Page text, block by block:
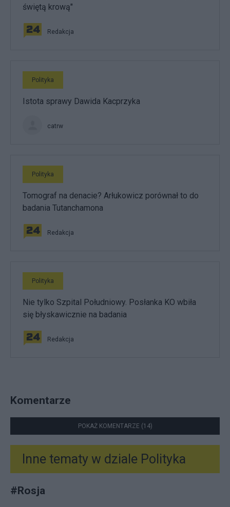
świętą krową"
Redakcja
Polityka
Istota sprawy Dawida Kacprzyka
catrw
Polityka
Tomograf na denacie? Arłukowicz porównał to do
badania Tutanchamona
Redakcja
Polityka
Nie tylko Szpital Południowy. Posłanka KO wbiła
się błyskawicznie na badania
Redakcja
Komentarze
POKAŻ KOMENTARZE (14)
Inne tematy w dziale Polityka
#Rosja